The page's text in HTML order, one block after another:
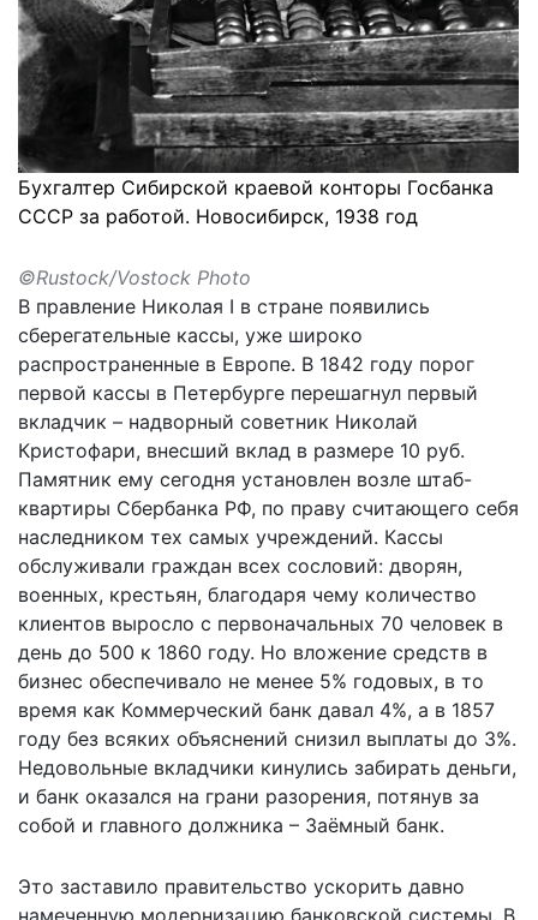
Бухгалтер Сибирской краевой конторы Госбанка
СССР за работой. Новосибирск, 1938 год
©Rustock/Vostock Photo
В правление Николая I в стране появились
сберегательные кассы, уже широко
распространенные в Европе. В 1842 году порог
первой кассы в Петербурге перешагнул первый
вкладчик – надворный советник Николай
Кристофари, внесший вклад в размере 10 руб.
Памятник ему сегодня установлен возле штаб-
квартиры Сбербанка РФ, по праву считающего себя
наследником тех самых учреждений. Кассы
обслуживали граждан всех сословий: дворян,
военных, крестьян, благодаря чему количество
клиентов выросло с первоначальных 70 человек в
день до 500 к 1860 году. Но вложение средств в
бизнес обеспечивало не менее 5% годовых, в то
время как Коммерческий банк давал 4%, а в 1857
году без всяких объяснений снизил выплаты до 3%.
Недовольные вкладчики кинулись забирать деньги,
и банк оказался на грани разорения, потянув за
собой и главного должника – Заёмный банк.
Это заставило правительство ускорить давно
намеченную модернизацию банковской системы. В